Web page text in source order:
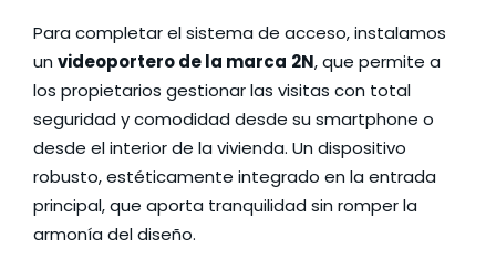
Para completar el sistema de acceso, instalamos
un videoportero de la marca 2N, que permite a
los propietarios gestionar las visitas con total
seguridad y comodidad desde su smartphone o
desde el interior de la vivienda. Un dispositivo
robusto, estéticamente integrado en la entrada
principal, que aporta tranquilidad sin romper la
armonía del diseño.